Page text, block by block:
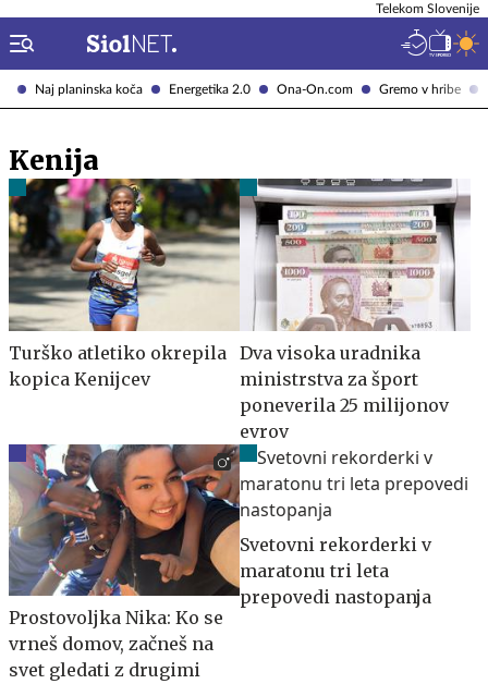
Naj planinska koča Energetika 2.0 Ona-On.com Gremo v hribe
Telekom Slovenije
Kenija
Turško atletiko okrepila
kopica Kenijcev
Dva visoka uradnika
ministrstva za šport
poneverila 25 milijonov
evrov
Prostovoljka Nika: Ko se
vrneš domov, začneš na
svet gledati z drugimi
Svetovni rekorderki v
maratonu tri leta
prepovedi nastopanja